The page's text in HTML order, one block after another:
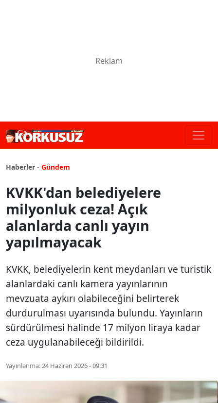
Haberler - Gündem
KVKK'dan belediyelere
milyonluk ceza! Açık
alanlarda canlı yayın
yapılmayacak
KVKK, belediyelerin kent meydanları ve turistik
alanlardaki canlı kamera yayınlarının
mevzuata aykırı olabileceğini belirterek
durdurulması uyarısında bulundu. Yayınların
sürdürülmesi halinde 17 milyon liraya kadar
ceza uygulanabileceği bildirildi.
Yayınlanma:24 Haziran 2026 - 09:31